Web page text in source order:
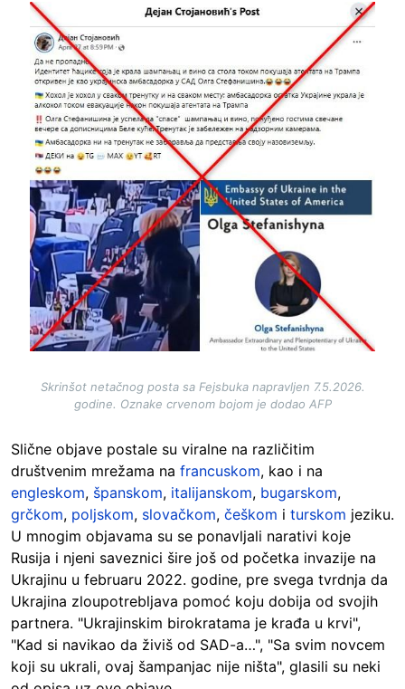
Image
Skrinšot netačnog posta sa Fejsbuka napravljen 7.5.2026.
godine. Oznake crvenom bojom je dodao AFP
Slične objave postale su viralne na različitim
društvenim mrežama na francuskom, kao i na
engleskom, španskom, italijanskom, bugarskom,
grčkom, poljskom, slovačkom, češkom i turskom jeziku.
U mnogim objavama su se ponavljali narativi koje
Rusija i njeni saveznici šire još od početka invazije na
Ukrajinu u februaru 2022. godine, pre svega tvrdnja da
Ukrajina zloupotrebljava pomoć koju dobija od svojih
partnera. "Ukrajinskim birokratama je krađa u krvi",
"Kad si navikao da živiš od SAD-a…", "Sa svim novcem
koji su ukrali, ovaj šampanjac nije ništa", glasili su neki